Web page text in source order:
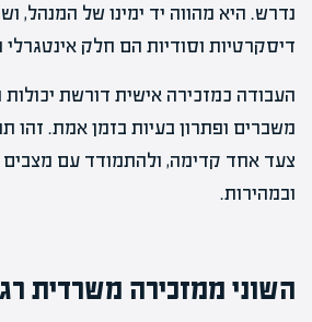
נדרש. היא מהווה יד ימינו של המנהל,
דיסקרטיות וסודיות הם חלק
העבודה כמזכירה אישית דורשת יכולות
משברים ופתרון בעיות בזמן אמת. זהו
צעד אחד קדימה, ולהתמודד עם מצבים
ובמהירות.
השוני ממזכירה משרדית